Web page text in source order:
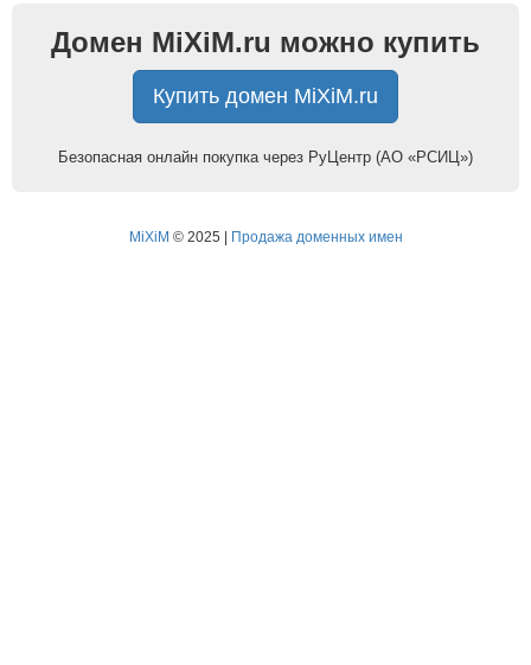
Домен MiXiM.ru можно купить
Купить домен MiXiM.ru
Безопасная онлайн покупка через РуЦентр (АО «РСИЦ»)
MiXiM © 2025 | Продажа доменных имен